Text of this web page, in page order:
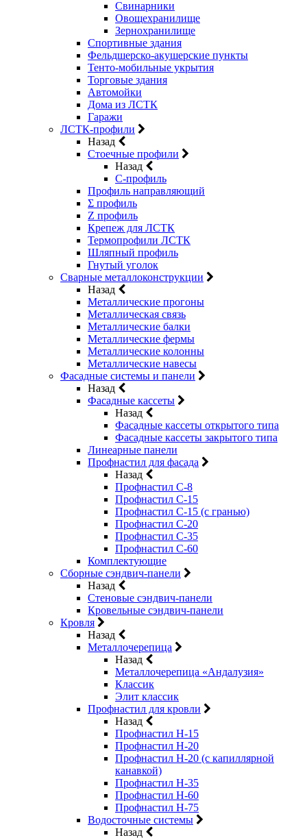
Свинарники
Овощехранилище
Зернохранилище
Спортивные здания
Фельдшерско-акушерские пункты
Тенто-мобильные укрытия
Торговые здания
Автомойки
Дома из ЛСТК
Гаражи
ЛСТК-профили
Назад
Стоечные профили
Назад
C-профиль
Профиль направляющий
Σ профиль
Z профиль
Крепеж для ЛСТК
Термопрофили ЛСТК
Шляпный профиль
Гнутый уголок
Сварные металлоконструкции
Назад
Металлические прогоны
Металлическая связь
Металлические балки
Металлические фермы
Металлические колонны
Металлические навесы
Фасадные системы и панели
Назад
Фасадные кассеты
Назад
Фасадные кассеты открытого типа
Фасадные кассеты закрытого типа
Линеарные панели
Профнастил для фасада
Назад
Профнастил С-8
Профнастил С-15
Профнастил С-15 (с гранью)
Профнастил С-20
Профнастил С-35
Профнастил С-60
Комплектующие
Сборные сэндвич-панели
Назад
Стеновые сэндвич-панели
Кровельные сэндвич-панели
Кровля
Назад
Металлочерепица
Назад
Металлочерепица «Андалузия»
Классик
Элит классик
Профнастил для кровли
Назад
Профнастил Н-15
Профнастил Н-20
Профнастил Н-20 (с капиллярной
канавкой)
Профнастил Н-35
Профнастил Н-60
Профнастил Н-75
Водосточные системы
Назад